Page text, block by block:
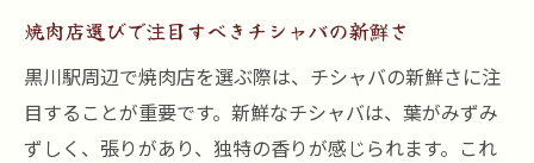
焼肉店選びで注目すべきチシャバの新鮮さ
黒川駅周辺で焼肉店を選ぶ際は、チシャバの新鮮さに注
目することが重要です。新鮮なチシャバは、葉がみずみ
ずしく、張りがあり、独特の香りが感じられます。これ